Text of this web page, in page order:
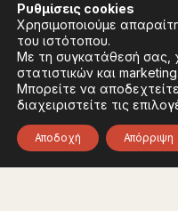
Συχνές Ερωτήσεις
Πολιτική Απορρήτου
Όροι Χρήσης
Πολιτική Cookies
Ακολουθήστε:Instagram
Ρυθμίσεις cookies
Χρησιμοποιούμε
του ιστότοπου.
Με τη συγκατάθεσή σας,
στατιστικών και marketing.
Μπορείτε να
διαχειριστείτε τις
Αποδοχή Απόρριψη